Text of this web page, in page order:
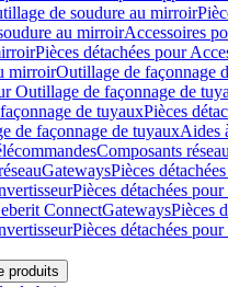
de soudure au mirroir
au mirroirAccessoires
Pièces détachées pour
mirroirOutillage de façonnage
Outillage de façonnage de
de tuyauxPièces
de façonnage de tuyauxAides
Composants réseau
GatewaysPièces
Pièces détachées
ConnectGatewaysPièces
Pièces détachées
produits